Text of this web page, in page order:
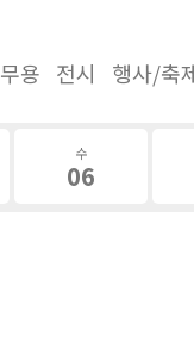
무용 전시 행사/축
수
06